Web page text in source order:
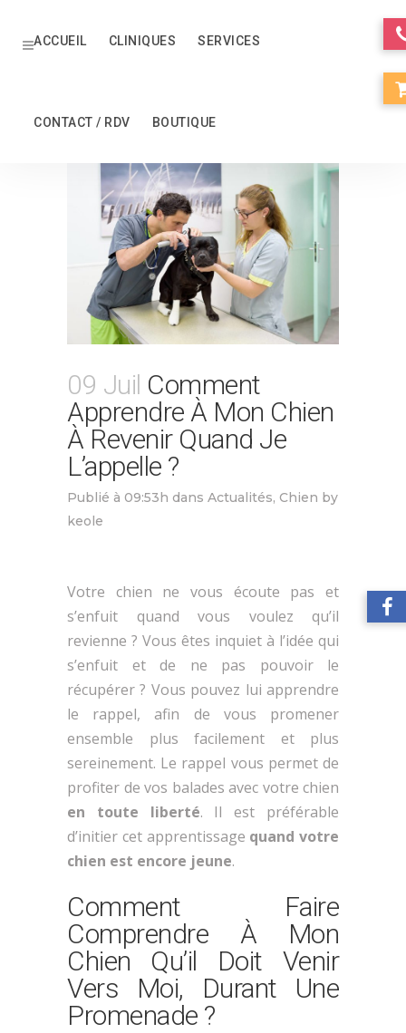
ACCUEIL CLINIQUES SERVICES
CONTACT / RDV BOUTIQUE
09 Juil Comment
Apprendre À Mon Chien
À Revenir Quand Je
L’appelle ?
Publié à 09:53h dans Actualités, Chien by
keole
Votre chien ne vous écoute pas et
s’enfuit quand vous voulez qu’il
revienne ? Vous êtes inquiet à l’idée qui
s’enfuit et de ne pas pouvoir le
récupérer ? Vous pouvez lui apprendre
le rappel, afin de vous promener
ensemble plus facilement et plus
sereinement. Le rappel vous permet de
profiter de vos balades avec votre chien
en toute liberté. Il est préférable
d’initier cet apprentissage quand votre
chien est encore jeune.
Comment Faire
Comprendre À Mon
Chien Qu’il Doit Venir
Vers Moi, Durant Une
Promenade ?